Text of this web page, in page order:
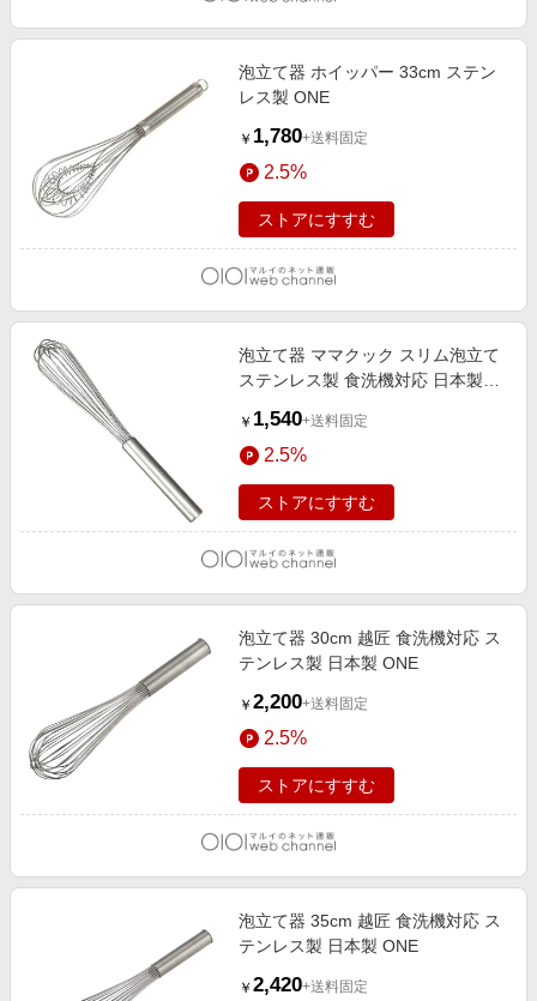
泡立て器 ホイッパー 33cm ステン
レス製 ONE
￥ 1,780+送料固定
2.5%
ストアにすすむ
泡立て器 ママクック スリム泡立て
ステンレス製 食洗機対応 日本製
￥ 1,540+送料固定
2.5%
ストアにすすむ
泡立て器 30cm 越匠 食洗機対応 ス
テンレス製 日本製 ONE
￥ 2,200+送料固定
2.5%
ストアにすすむ
泡立て器 35cm 越匠 食洗機対応 ス
テンレス製 日本製 ONE
￥ 2,420+送料固定